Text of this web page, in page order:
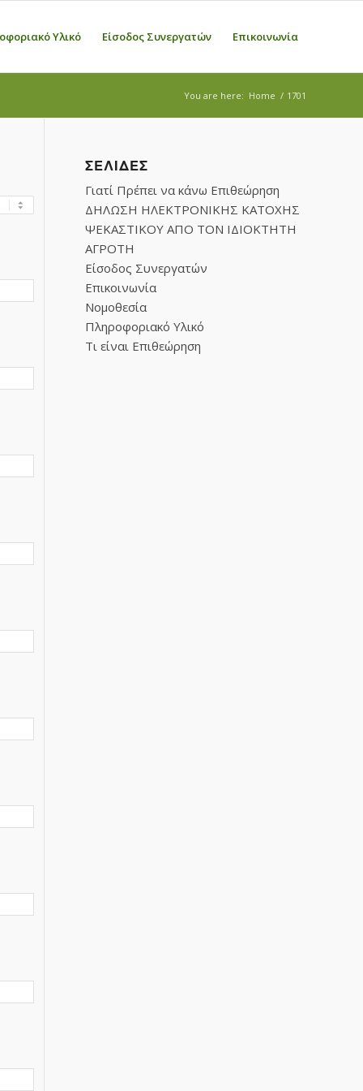
Υλικό Είσοδος Συνεργατών Επικοινωνία
You are here: Home / 1701
ΣΕΛΊΔΕΣ
Γιατί Πρέπει να κάνω Επιθεώρηση
ΔΗΛΩΣΗ ΗΛΕΚΤΡΟΝΙΚΗΣ ΚΑΤΟΧΗΣ
ΨΕΚΑΣΤΙΚΟΥ ΑΠΟ ΤΟΝ ΙΔΙΟΚΤΗΤΗ
ΑΓΡΟΤΗ
Είσοδος Συνεργατών
Επικοινωνία
Νομοθεσία
Πληροφοριακό Υλικό
Τι είναι Επιθεώρηση